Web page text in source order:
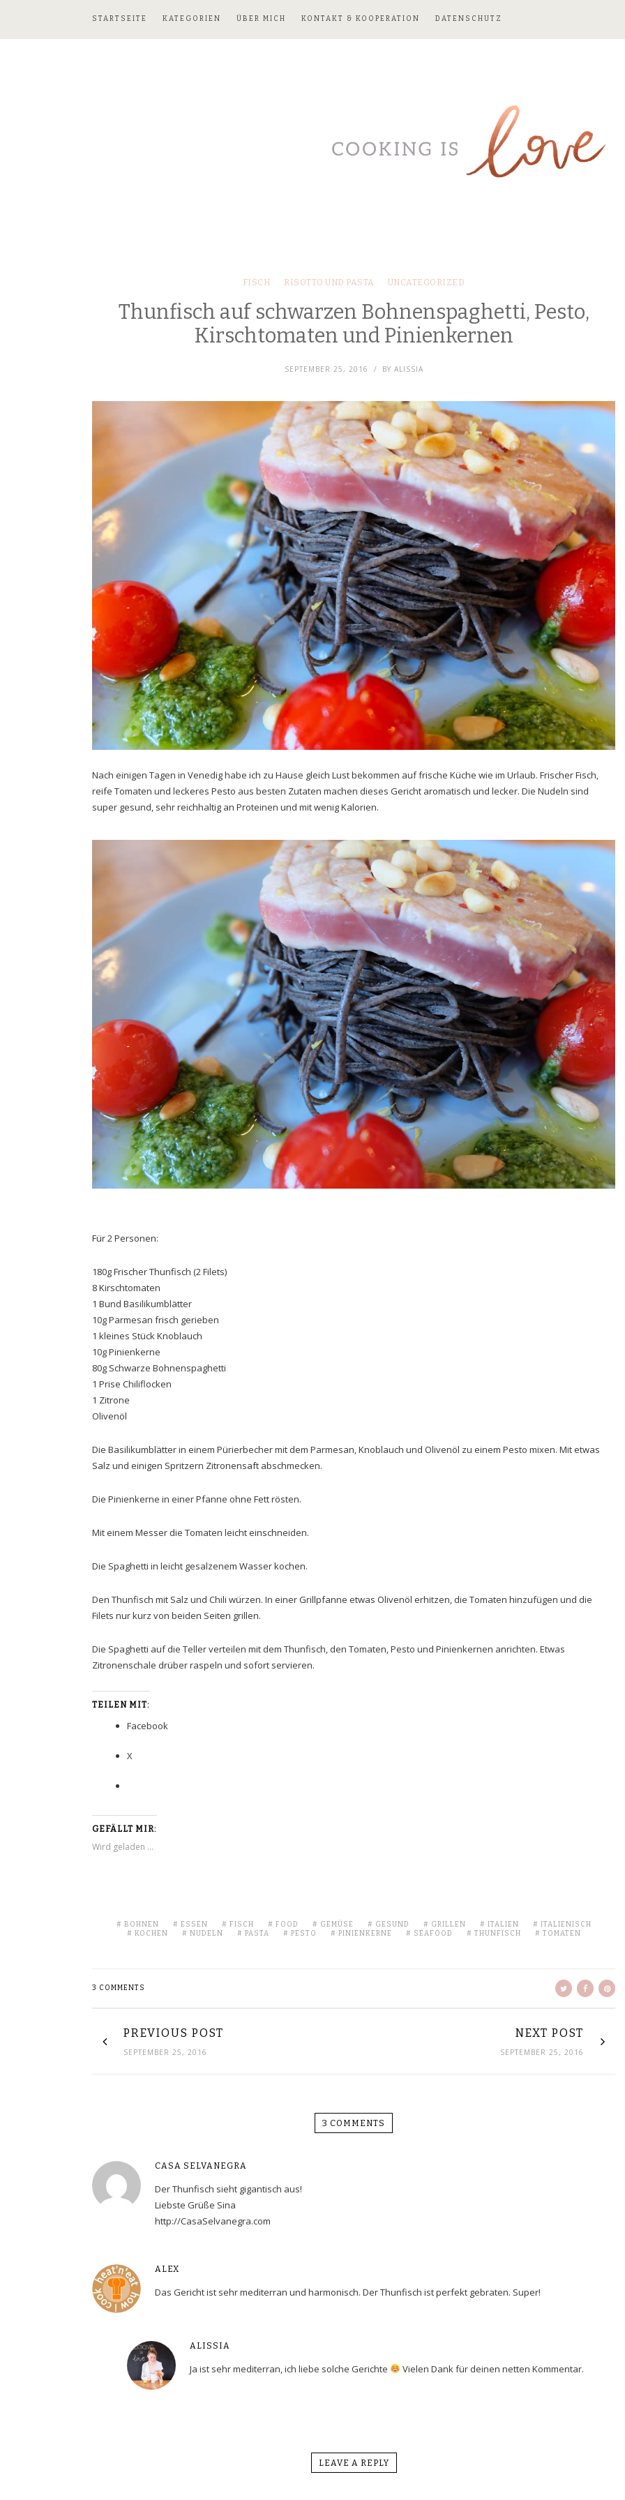
STARTSEITE KATEGORIEN ÜBER MICH KONTAKT & KOOPERATION DATENSCHUTZ
FISCH RISOTTO UND PASTA UNCATEGORIZED
Thunfisch auf schwarzen Bohnenspaghetti, Pesto,
Kirschtomaten und Pinienkernen
SEPTEMBER 25, 2016 BY ALISSIA
Nach einigen Tagen in Venedig habe ich zu Hause gleich Lust bekommen auf frische Küche wie im Urlaub. Frischer Fisch,
reife Tomaten und leckeres Pesto aus besten Zutaten machen dieses Gericht aromatisch und lecker. Die Nudeln sind
super gesund, sehr reichhaltig an Proteinen und mit wenig Kalorien.
Für 2 Personen:
180g Frischer Thunfisch (2 Filets)
8 Kirschtomaten
1 Bund Basilikumblätter
10g Parmesan frisch gerieben
1 kleines Stück Knoblauch
10g Pinienkerne
80g Schwarze Bohnenspaghetti
1 Prise Chiliflocken
1 Zitrone
Olivenöl
Die Basilikumblätter in einem Pürierbecher mit dem Parmesan, Knoblauch und Olivenöl zu einem Pesto mixen. Mit etwas
Salz und einigen Spritzern Zitronensaft abschmecken.
Die Pinienkerne in einer Pfanne ohne Fett rösten.
Mit einem Messer die Tomaten leicht einschneiden.
Die Spaghetti in leicht gesalzenem Wasser kochen.
Den Thunfisch mit Salz und Chili würzen. In einer Grillpfanne etwas Olivenöl erhitzen, die Tomaten hinzufügen und die
Filets nur kurz von beiden Seiten grillen.
Die Spaghetti auf die Teller verteilen mit dem Thunfisch, den Tomaten, Pesto und Pinienkernen anrichten. Etwas
Zitronenschale drüber raspeln und sofort servieren.
TEILEN MIT:
Facebook
X
GEFÄLLT MIR:
Wird geladen …
BOHNEN ESSEN FISCH FOOD GEMÜSE GESUND GRILLEN ITALIEN
ITALIENISCH
KOCHEN
NUDELN PASTA PESTO PINIENKERNE SEAFOOD THUNFISCH TOMATEN
3 COMMENTS
PREVIOUS POST
SEPTEMBER 25, 2016
NEXT POST
SEPTEMBER 25, 2016
3 COMMENTS
CASA SELVANEGRA
Der Thunfisch sieht gigantisch aus!
Liebste Grüße Sina
http://CasaSelvanegra.com
ALEX
Das Gericht ist sehr mediterran und harmonisch. Der Thunfisch ist perfekt gebraten. Super!
ALISSIA
Ja ist sehr mediterran, ich liebe solche Gerichte Vielen Dank für deinen netten Kommentar.
LEAVE A REPLY